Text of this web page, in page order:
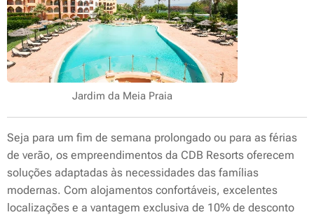
Jardim da Meia Praia
Seja para um fim de semana prolongado ou para as férias
de verão, os empreendimentos da CDB Resorts oferecem
soluções adaptadas às necessidades das famílias
modernas. Com alojamentos confortáveis, excelentes
localizações e a vantagem exclusiva de 10% de desconto